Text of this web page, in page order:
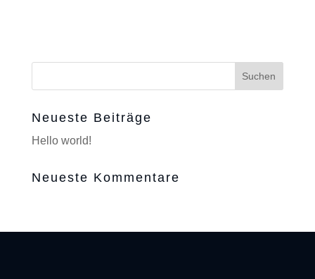
Neueste Beiträge
Hello world!
Neueste Kommentare